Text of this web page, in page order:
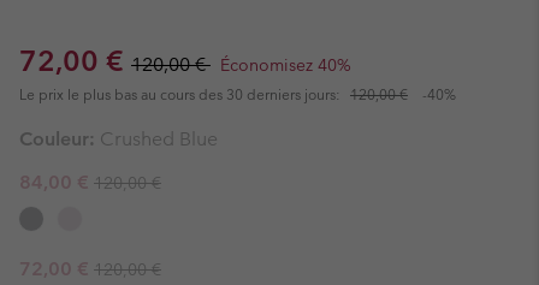
Sale price:
72,00 € Regular price:
120,00 € Économisez 40%
Le prix le plus bas au cours des 30 derniers jours: 120,00 € -40%
Couleur: Crushed Blue
Sale price:
84,00 € Regular price:
120,00 €
Sale price:
72,00 € Regular price:
120,00 €